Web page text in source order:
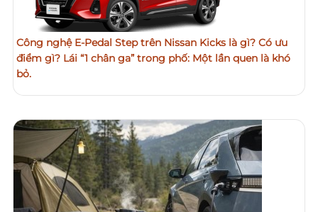
Công nghệ E-Pedal Step trên Nissan Kicks là gì? Có ưu
điểm gì? Lái “1 chân ga” trong phố: Một lần quen là khó
bỏ.